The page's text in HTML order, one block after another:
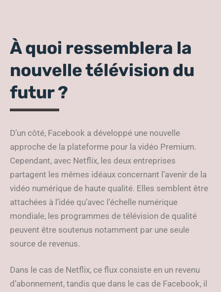
À quoi ressemblera la
nouvelle télévision du
futur ?
D’un côté, Facebook a développé une nouvelle
approche de la plateforme pour la vidéo Premium.
Cependant, avec Netflix, les deux entreprises
partagent les mêmes idéaux concernant l’avenir de la
vidéo numérique de haute qualité. Elles semblent être
attachées à l’idée qu’avec l’échelle numérique
mondiale, les programmes de télévision de qualité
peuvent être soutenus notamment par une seule
source de revenus.
Dans le cas de Netflix, ce flux consiste en un revenu
d’abonnement, tandis que dans le cas de Facebook, il